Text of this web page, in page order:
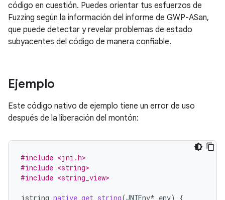
código en cuestión. Puedes orientar tus esfuerzos de
Fuzzing según la información del informe de GWP-ASan,
que puede detectar y revelar problemas de estado
subyacentes del código de manera confiable.
Ejemplo
Este código nativo de ejemplo tiene un error de uso
después de la liberación del montón:
#include <jni.h>
#include <string>
#include <string_view>
jstring native_get_string(JNIEnv* env) {